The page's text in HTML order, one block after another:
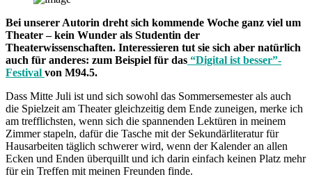
Bei unserer Autorin dreht sich kommende Woche ganz viel um
Theater – kein Wunder als Studentin der
Theaterwissenschaften. Interessieren tut sie sich aber natürlich
auch für anderes: zum Beispiel für das “Digital ist besser”-
Festival von M94.5.
Dass Mitte Juli ist und sich sowohl das Sommersemester als auch
die Spielzeit am Theater gleichzeitig dem Ende zuneigen, merke ich
am trefflichsten, wenn sich die spannenden Lektüren in meinem
Zimmer stapeln, dafür die Tasche mit der Sekundärliteratur für
Hausarbeiten täglich schwerer wird, wenn der Kalender an allen
Ecken und Enden überquillt und ich darin einfach keinen Platz mehr
für ein Treffen mit meinen Freunden finde.